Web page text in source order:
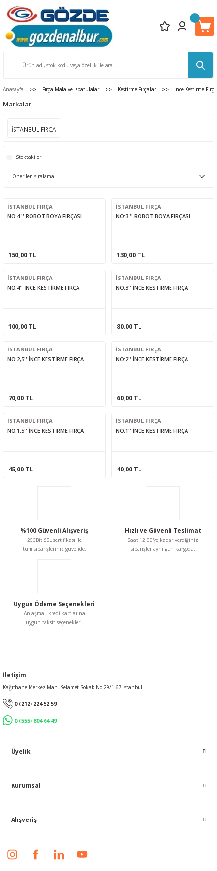
Anasayfa Fırça-Mala ve Ispatulalar Kestirme Fırçalar İnce Kestirme
Markalar
İSTANBUL FIRÇA
Stoktakiler
İSTANBUL FIRÇA
NO:4 '' ROBOT BOYA FIRÇASI
150,00 TL
İSTANBUL FIRÇA
NO:3 '' ROBOT BOYA FIRÇASI
130,00 TL
İSTANBUL FIRÇA
NO:4'' İNCE KESTİRME FIRÇA
100,00 TL
İSTANBUL FIRÇA
NO:3'' İNCE KESTİRME FIRÇA
80,00 TL
İSTANBUL FIRÇA
NO:2,5'' İNCE KESTİRME FIRÇA
70,00 TL
İSTANBUL FIRÇA
NO:2'' İNCE KESTİRME FIRÇA
60,00 TL
İSTANBUL FIRÇA
NO:1,5'' İNCE KESTİRME FIRÇA
45,00 TL
İSTANBUL FIRÇA
NO:1'' İNCE KESTİRME FIRÇA
40,00 TL
%100 Güvenli Alışveriş
256Bit SSL sertifikası ile
tüm siparişleriniz güvende.
Hızlı ve Güvenli Teslimat
Saat 12:00'ye kadar verdiğiniz
siparişler aynı gün kargoda.
Uygun Ödeme Seçenekleri
Anlaşmalı kredi kartlarına
uygun taksit seçenekleri.
İletişim
Kağıthane Merkez Mah. Selamet Sokak No:29/1-67 İstanbul
0 (212) 224 52 59
0 (555) 804 64 49
Üyelik
Kurumsal
Alışveriş